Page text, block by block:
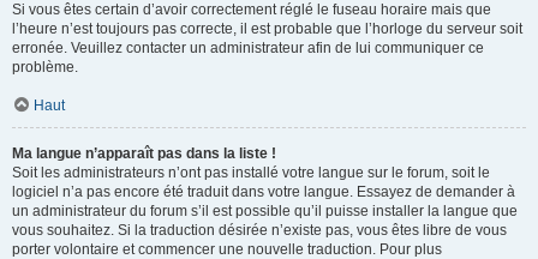
Si vous êtes certain d’avoir correctement réglé le fuseau horaire mais que
l’heure n’est toujours pas correcte, il est probable que l’horloge du serveur soit
erronée. Veuillez contacter un administrateur afin de lui communiquer ce
problème.
Haut
Ma langue n’apparaît pas dans la liste !
Soit les administrateurs n’ont pas installé votre langue sur le forum, soit le
logiciel n’a pas encore été traduit dans votre langue. Essayez de demander à
un administrateur du forum s’il est possible qu’il puisse installer la langue que
vous souhaitez. Si la traduction désirée n’existe pas, vous êtes libre de vous
porter volontaire et commencer une nouvelle traduction. Pour plus